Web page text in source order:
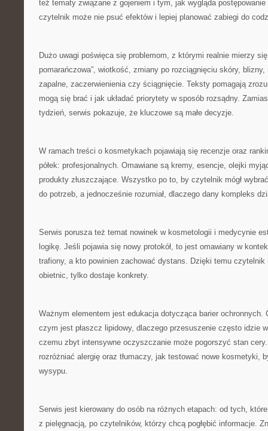
też tematy związane z gojeniem i tym, jak wygląda
czytelnik może nie psuć efektów i lepiej planować zabiegi do
Dużo uwagi poświęca się problemom, z którymi realnie mierzy
pomarańczowa”, wiotkość, zmiany po rozciągnięciu skóry,
zapalne, zaczerwienienia czy ściągnięcie. Teksty pomagają
mogą się brać i jak układać priorytety w sposób rozsądny.
tydzień, serwis pokazuje, że kluczowe są małe decyzje.
W ramach treści o kosmetykach pojawiają się recenzje oraz
półek: profesjonalnych. Omawiane są kremy, esencje, olejki
produkty złuszczające. Wszystko po to, by czytelnik mógł
do potrzeb, a jednocześnie rozumiał, dlaczego dany kompleks
Serwis porusza też temat nowinek w kosmetologii i medycynie
logikę. Jeśli pojawia się nowy protokół, to jest omawiany w
trafiony, a kto powinien zachować dystans. Dzięki temu czytelnik
obietnic, tylko dostaje konkrety.
Ważnym elementem jest edukacja dotycząca barier ochronnych.
czym jest płaszcz lipidowy, dlaczego przesuszenie często idzie
czemu zbyt intensywne oczyszczanie może pogorszyć stan
rozróżniać alergię oraz tłumaczy, jak testować nowe kosmetyki,
wysypu.
Serwis jest kierowany do osób na różnych etapach: od tych,
z pielęgnacją, po czytelników, którzy chcą pogłębić informacje.